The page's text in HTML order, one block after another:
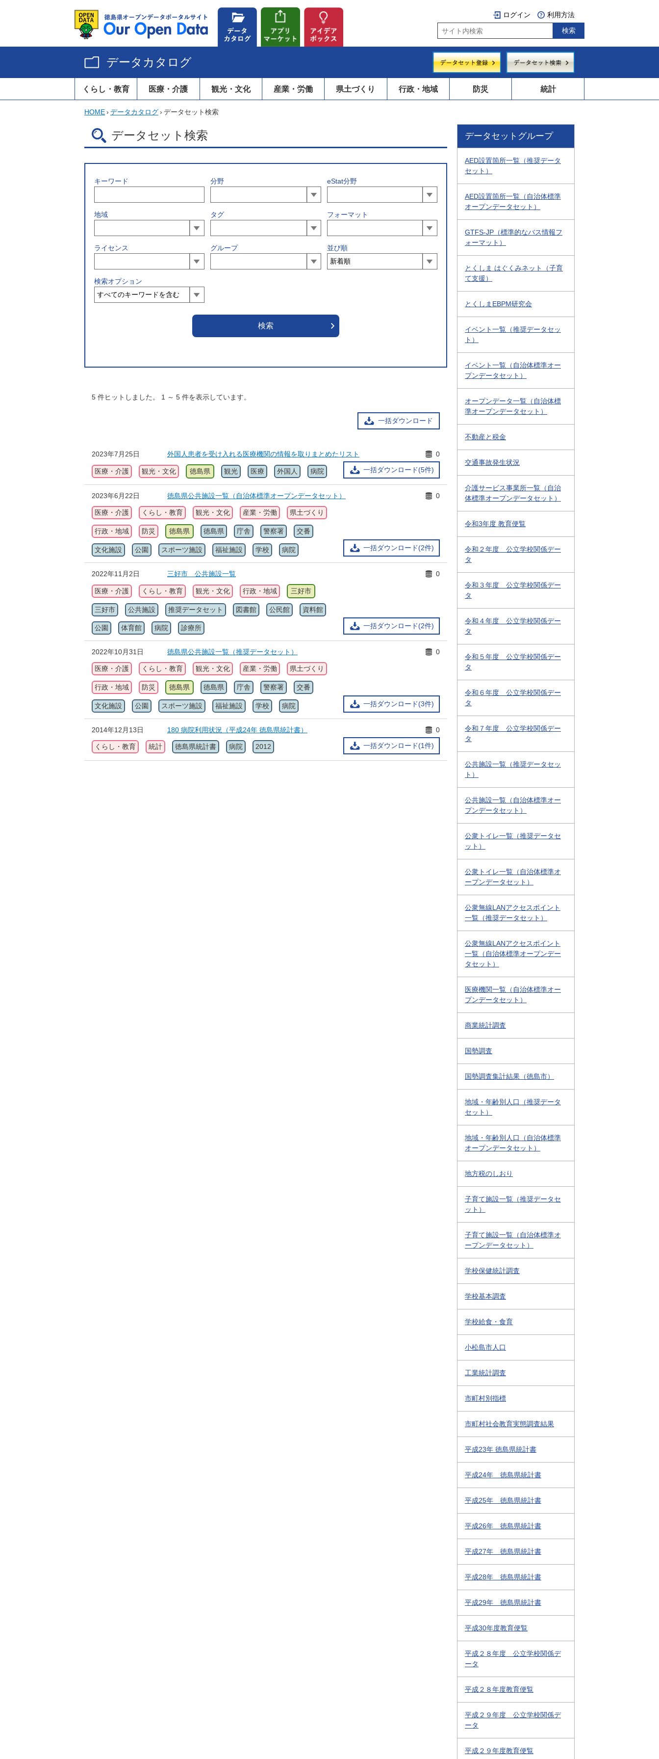
ログイン 利用方法
データカタログ
くらし・教育 医療・介護 観光・文化 産業・労働 県土づくり 行政・地域 防災 統計
HOME› データカタログ› データセット検索
データセット検索
キーワード 分野 eStat分野
地域 タグ フォーマット
ライセンス グループ 並び順
検索オプション
5 件ヒットしました。 1 ～ 5 件を表示しています。
一括ダウンロード
2023年7月25日
外国人患者を受け入れる医療機関の情報を取りまとめたリスト
一括ダウンロード(5件)
0
医療・介護 観光・文化 徳島県 観光 医療 外国人 病院
2023年6月22日 徳島県公共施設一覧（自治体標準オープンデータセット）
一括ダウンロード(2件)
0
医療・介護 くらし・教育 観光・文化 産業・労働 県土づくり
行政・地域 防災 徳島県 徳島県 庁舎 警察署 交番
文化施設 公園 スポーツ施設 福祉施設 学校 病院
2022年11月2日 三好市 公共施設一覧
一括ダウンロード(2件)
0
医療・介護 くらし・教育 観光・文化 行政・地域 三好市
三好市 公共施設 推奨データセット 図書館 公民館 資料館
公園 体育館 病院 診療所
2022年10月31日 徳島県公共施設一覧（推奨データセット）
一括ダウンロード(3件)
0
医療・介護 くらし・教育 観光・文化 産業・労働 県土づくり
行政・地域 防災 徳島県 徳島県 庁舎 警察署 交番
文化施設 公園 スポーツ施設 福祉施設 学校 病院
2014年12月13日
180 病院利用状況（平成24年 徳島県統計書）
一括ダウンロード(1件)
0
くらし・教育 統計 徳島県統計書 病院 2012
データセットグループ
AED設置箇所一覧（推奨データ
セット）
AED設置箇所一覧（自治体標準
オープンデータセット）
GTFS-JP（標準的なバス情報フ
ォーマット）
とくしま はぐくみネット（子育
て支援）
とくしまEBPM研究会
イベント一覧（推奨データセッ
ト）
イベント一覧（自治体標準オー
プンデータセット）
オープンデータ一覧（自治体標
準オープンデータセット）
不動産と税金
交通事故発生状況
介護サービス事業所一覧（自治
体標準オープンデータセット）
令和3年度 教育便覧
令和２年度 公立学校関係デー
タ
令和３年度 公立学校関係デー
タ
令和４年度 公立学校関係デー
タ
令和５年度 公立学校関係デー
タ
令和６年度 公立学校関係デー
タ
令和７年度 公立学校関係デー
タ
公共施設一覧（推奨データセッ
ト）
公共施設一覧（自治体標準オー
プンデータセット）
公衆トイレ一覧（推奨データセ
ット）
公衆トイレ一覧（自治体標準オ
ープンデータセット）
公衆無線LANアクセスポイント
一覧（推奨データセット）
公衆無線LANアクセスポイント
一覧（自治体標準オープンデー
タセット）
医療機関一覧（自治体標準オー
プンデータセット）
商業統計調査
国勢調査
国勢調査集計結果（徳島市）
地域・年齢別人口（推奨データ
セット）
地域・年齢別人口（自治体標準
オープンデータセット）
地方税のしおり
子育て施設一覧（推奨データセ
ット）
子育て施設一覧（自治体標準オ
ープンデータセット）
学校保健統計調査
学校基本調査
学校給食・食育
小松島市人口
工業統計調査
市町村別指標
市町村社会教育実態調査結果
平成23年 徳島県統計書
平成24年 徳島県統計書
平成25年 徳島県統計書
平成26年 徳島県統計書
平成27年 徳島県統計書
平成28年 徳島県統計書
平成29年 徳島県統計書
平成30年度教育便覧
平成２８年度 公立学校関係デ
ータ
平成２８年度教育便覧
平成２９年度 公立学校関係デ
ータ
平成２９年度教育便覧